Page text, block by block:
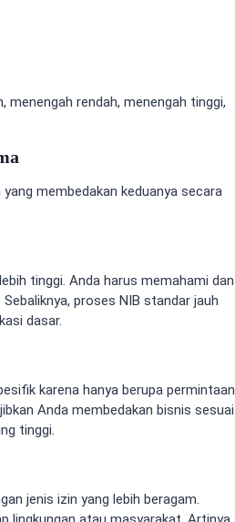
rendah, menengah tinggi,
membedakan keduanya secara
tinggi. Anda harus memahami dan
proses NIB standar jauh
dasar.
karena hanya berupa permintaan
Anda membedakan bisnis sesuai
tinggi.
jenis izin yang lebih beragam.